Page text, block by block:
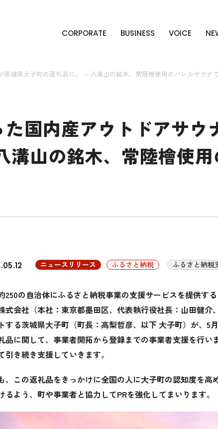
CORPORATE BUSINESS VOICE
城県大子町の返礼品に。 ～八溝山の銘木、常陸檜使用のバレルサウナ
国内産アウトドアサウ
溝山の銘木、常陸檜使
ニュースリリース ふるさと納税 ふるさと納税
250の自治体にふるさと納税事業の支援サービスを提供す
式会社（本社：東京都墨田区、代表執行役社長：山田健
する茨城県大子町（町長：高梨哲彦、以下 大子町）が、5
品に関して、事業者開拓から登録までの事業者支援を行い
引き続き支援していきます。
、この返礼品をきっかけに全国の人に大子町の認知度を高
るよう、町や事業者と協力してPRを強化してまいります。